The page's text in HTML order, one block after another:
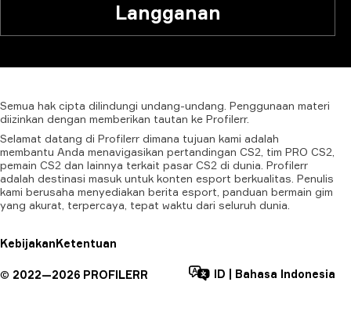
Langganan
Semua hak cipta dilindungi undang-undang. Penggunaan materi
diizinkan dengan memberikan tautan ke Profilerr.
Selamat datang di Profilerr dimana tujuan kami adalah
membantu Anda menavigasikan pertandingan CS2, tim PRO CS2,
pemain CS2 dan lainnya terkait pasar CS2 di dunia. Profilerr
adalah destinasi masuk untuk konten esport berkualitas. Penulis
kami berusaha menyediakan berita esport, panduan bermain gim
yang akurat, terpercaya, tepat waktu dari seluruh dunia.
KebijakanKetentuan
© 2022—2026 PROFILERR ID Bahasa Indonesia